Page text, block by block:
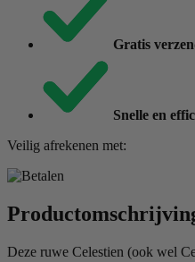
Gratis
Snelle en
Veilig afrekenen met:
Deze ruwe Celestien (ook wel